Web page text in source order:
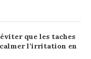
que les taches
l’irritation en